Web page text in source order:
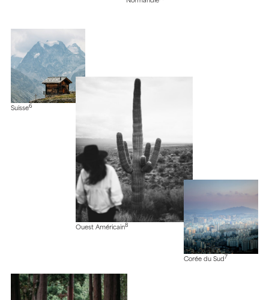
Suisse6
Ouest Américain8
Corée du Sud 7